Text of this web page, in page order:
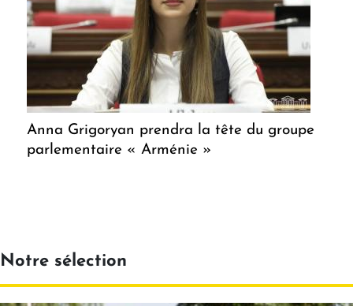
Anna Grigoryan prendra la tête du groupe
parlementaire « Arménie »
Notre sélection